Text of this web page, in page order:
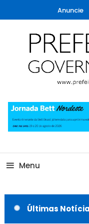
To
Content
Anuncie
Prefeitos
Menu
Últimas